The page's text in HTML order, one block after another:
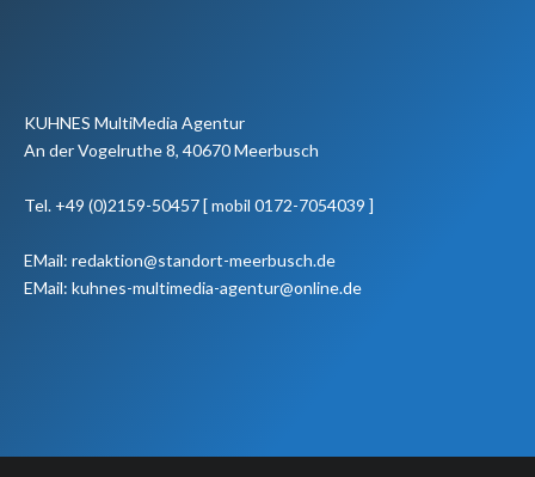
KUHNES MultiMedia Agentur
An der Vogelruthe 8, 40670 Meerbusch
Tel. +49 (0)2159-50457 [ mobil 0172-7054039 ]
EMail: redaktion@standort-meerbusch.de
EMail: kuhnes-multimedia-agentur@online.de